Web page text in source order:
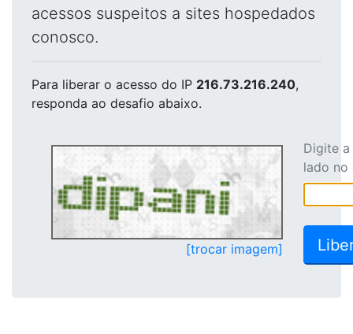
acessos suspeitos a sites hospedados
conosco.
Para liberar o acesso do IP 216.73.216.240,
responda ao desafio abaixo.
[trocar imagem]
Digite
lado no